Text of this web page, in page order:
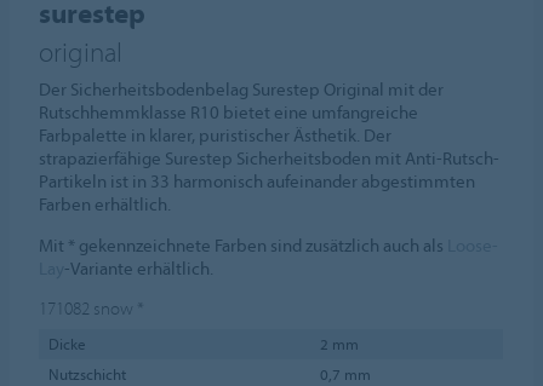
surestep
original
Der Sicherheitsbodenbelag Surestep Original mit der
Rutschhemmklasse R10 bietet eine umfangreiche
Farbpalette in klarer, puristischer Ästhetik. Der
strapazierfähige Surestep Sicherheitsboden mit Anti-Rutsch-
Partikeln ist in 33 harmonisch aufeinander abgestimmten
Farben erhältlich.
Mit * gekennzeichnete Farben sind zusätzlich auch als
-Variante erhältlich.
171082 snow
Dicke
2 mm
Nutzschicht
0,7 mm